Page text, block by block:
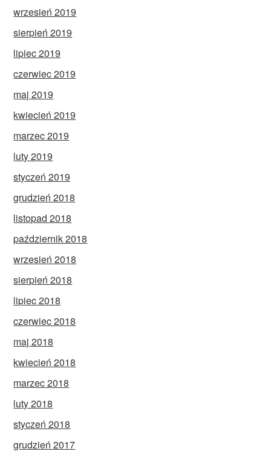
wrzesień 2019
sierpień 2019
lipiec 2019
czerwiec 2019
maj 2019
kwiecień 2019
marzec 2019
luty 2019
styczeń 2019
grudzień 2018
listopad 2018
październik 2018
wrzesień 2018
sierpień 2018
lipiec 2018
czerwiec 2018
maj 2018
kwiecień 2018
marzec 2018
luty 2018
styczeń 2018
grudzień 2017